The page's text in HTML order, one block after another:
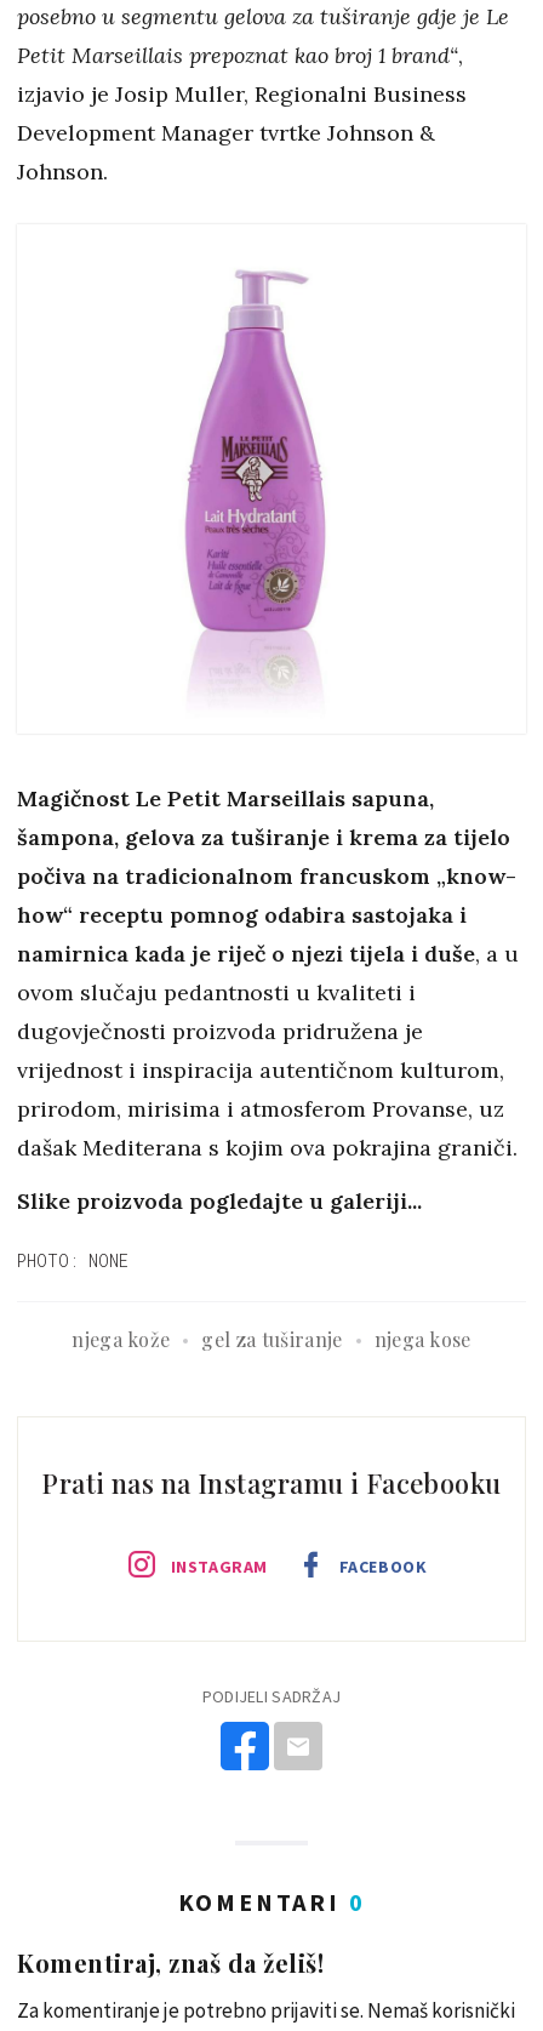
posebno u segmentu gelova za tuširanje gdje je Le
Petit Marseillais prepoznat kao broj 1 brand“,
izjavio je Josip Muller, Regionalni Business
Development Manager tvrtke Johnson &
Johnson.
Magičnost Le Petit Marseillais sapuna,
šampona, gelova za tuširanje i krema za tijelo
počiva na tradicionalnom francuskom „know-
how“ receptu pomnog odabira sastojaka i
namirnica kada je riječ o njezi tijela i duše, a u
ovom slučaju pedantnosti u kvaliteti i
dugovječnosti proizvoda pridružena je
vrijednost i inspiracija autentičnom kulturom,
prirodom, mirisima i atmosferom Provanse, uz
dašak Mediterana s kojim ova pokrajina graniči.
Slike proizvoda pogledajte u galeriji...
PHOTO: NONE
njega kože gel za tuširanje njega kose
Prati nas na Instagramu i Facebooku
INSTAGRAM FACEBOOK
PODIJELI SADRŽAJ
KOMENTARI 0
Komentiraj, znaš da želiš!
Za komentiranje je potrebno prijaviti se. Nemaš korisnički